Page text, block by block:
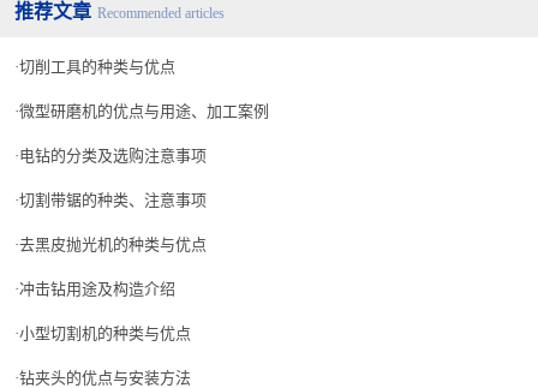
推荐文章 Recommended articles
切削工具的种类与优点
微型研磨机的优点与用途、加工案例
电钻的分类及选购注意事项
切割带锯的种类、注意事项
去黑皮抛光机的种类与优点
冲击钻用途及构造介绍
小型切割机的种类与优点
钻夹头的优点与安装方法